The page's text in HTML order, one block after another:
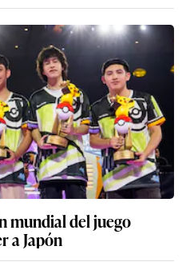
mundial del juego
a Japón